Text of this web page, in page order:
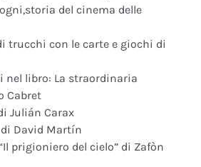
del cinema delle
trucchi con le carte e giochi di
nel libro: La straordinaria
Cabret
Julián Carax
di David Martín
prigioniero del cielo” di Zafòn